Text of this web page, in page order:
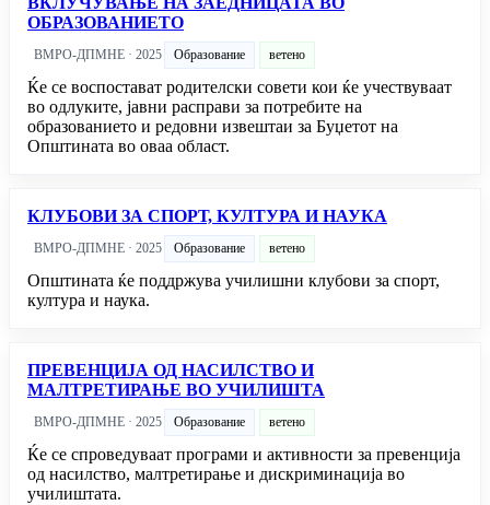
ОБРАЗОВАНИЕТО
ВМРО-ДПМНЕ · 2025 Образование ветено
Ќе се воспостават родителски совети кои ќе учествуваат
во одлуките, јавни расправи за потребите на
образованието и редовни извештаи за Буџетот на
Општината во оваа област.
КЛУБОВИ ЗА СПОРТ, КУЛТУРА И НАУКА
ВМРО-ДПМНЕ · 2025 Образование ветено
Општината ќе поддржува училишни клубови за спорт,
култура и наука.
ПРЕВЕНЦИЈА ОД НАСИЛСТВО И
МАЛТРЕТИРАЊЕ ВО УЧИЛИШТА
ВМРО-ДПМНЕ · 2025 Образование ветено
Ќе се спроведуваат програми и активности за превенција
од насилство, малтретирање и дискриминација во
училиштата.